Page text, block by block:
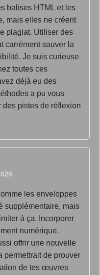
balises HTML et les
mais elles ne créent
plagiat. Utiliser des
carrément sauver la
Je suis curieuse
toutes ces
déjà eu des
a pu vous
des pistes de réflexion
les enveloppes
supplémentaire, mais
à ça. Incorporer
numérique,
offrir une nouvelle
permettrait de prouver
de tes œuvres